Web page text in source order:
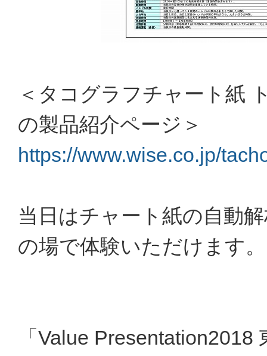
＜タコグラフチャート紙
の製品紹介ページ＞
https://www.wise.co.jp/
当日はチャート紙の自動
の場で体験いただけます。
「Value